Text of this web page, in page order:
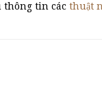
thông tin các thuật